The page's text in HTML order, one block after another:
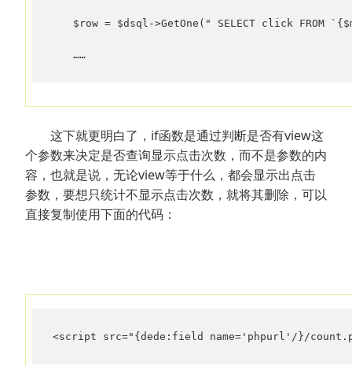
$row = $dsql->GetOne(" SELECT click FROM
……
这下就更明白了，if函数是通过判断是否有view这
个参数来决定是否查询显示点击次数，而不是参数的内
容，也就是说，无论view等于什么，都会显示出点击
参数，要想只统计不显示点击次数，就将其删除，可以
直接复制使用下面的代码：
<script src="{dede:field name='phpurl'/}/